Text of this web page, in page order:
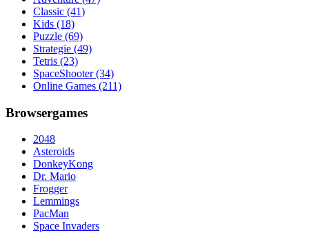
Classic (41)
Kids (18)
Puzzle (69)
Strategie (49)
Tetris (23)
SpaceShooter(34)
Online Games (211)
Browsergames
2048
Asteroids
DonkeyKong
Dr. Mario
Frogger
Lemmings
PacMan
Space Invaders